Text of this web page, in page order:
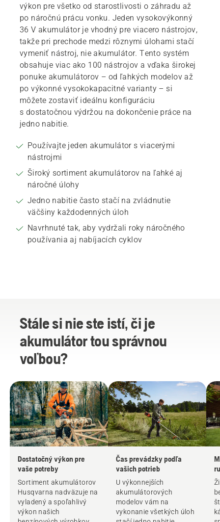
výkon pre všetko od starostlivosti o záhradu až
po náročnú prácu vonku. Jeden vysokovýkonný
36 V akumulátor je vhodný pre viacero nástrojov,
takže pri prechode medzi rôznymi úlohami stačí
vymeniť nástroj, nie akumulátor. Tento systém
obsahuje viac ako 100 nástrojov a vďaka širokej
ponuke akumulátorov – od ľahkých modelov až
po výkonné vysokokapacitné varianty – si
môžete zostaviť ideálnu konfiguráciu
s dostatočnou výdržou na dokončenie práce na
jedno nabitie.
Používajte jeden akumulátor s viacerými
nástrojmi
Široký sortiment akumulátorov na ľahké aj
náročné úlohy
Jedno nabitie často stačí na zvládnutie
väčšiny každodenných úloh
Navrhnuté tak, aby vydržali roky náročného
používania aj nabíjacích cyklov
Stále si nie ste istí, či je
akumulátor tou správnou
voľbou?
Dostatočný výkon pre
vaše potreby
Sortiment akumulátorov
Husqvarna nadväzuje na
vyladený a spoľahlivý
výkon našich
Čas prevádzky podľa
vašich potrieb
U výkonnejších
akumulátorových
modelov vám na
vykonanie všetkých úloh